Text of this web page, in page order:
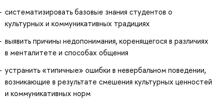
систематизировать базовые знания студентов о
культурных и коммуникативных традициях
выявить причины недопонимания, коренящегося в различиях
в менталитете и способах общения
устранить «типичные» ошибки в невербальном поведении,
возникающие в результате смешения культурных ценностей
и коммуникативных норм